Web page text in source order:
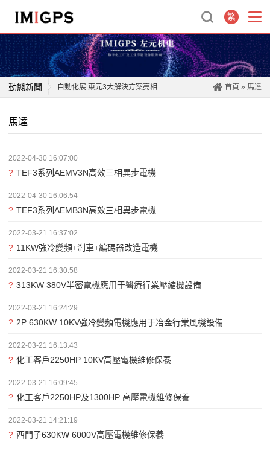
繁
動態新聞 自動化展 東元3大解決方案亮相
臺風“煙花”北上將影響山東，工廠避險攻略收好！
東元家電參展臺北國際食品展 聚焦健康、樂食、安心抗疫
首頁 » 馬達
馬達
2022-04-30 16:07:00
? TEF3系列AEMV3N高效三相異步電機
2022-04-30 16:06:54
? TEF3系列AEMB3N高效三相異步電機
2022-03-21 16:37:02
? 11KW強冷變頻+剎車+編碼器改造電機
2022-03-21 16:30:58
? 313KW 380V半密電機應用于醫療行業壓縮機設備
2022-03-21 16:24:29
? 2P 630KW 10KV強冷變頻電機應用于冶金行業風機設備
2022-03-21 16:13:43
? 化工客戶2250HP 10KV高壓電機維修保養
2022-03-21 16:09:45
? 化工客戶2250HP及1300HP 高壓電機維修保養
2022-03-21 14:21:19
? 西門子630KW 6000V高壓電機維修保養